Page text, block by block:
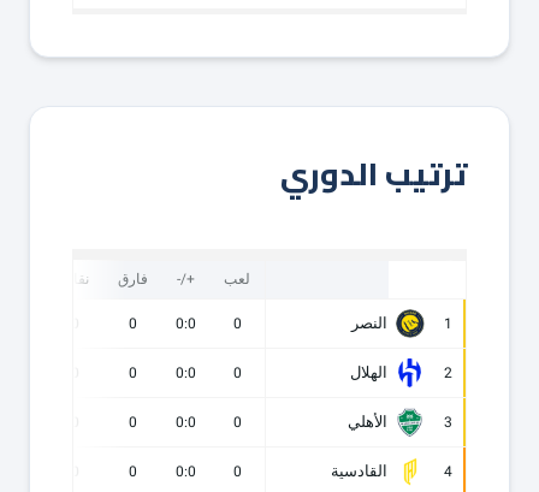
ترتيب الدوري
لعب +/- فارق نقاط
1 النصر 0
0:0
0
2 الهلال 0
0:0
0
3 الأهلي 0
0:0
0
4 القادسية 0
0:0
0